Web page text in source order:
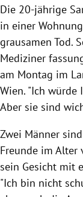
Untermenü
Die 20-jährige
in einer
grausamen Tod.
Mediziner
am Montag im
Wien. "Ich würde
Aber sie sind
Zwei Männer
Freunde im Alter
sein Gesicht mit
"Ich bin nicht